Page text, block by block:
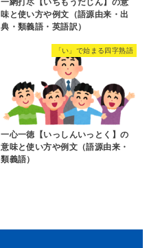
味と使い方や例文（語源由来・出
典・類義語・英語訳）
「い」で始まる四字熟語
一心一徳【いっしんいっとく】の
意味と使い方や例文（語源由来・
類義語）